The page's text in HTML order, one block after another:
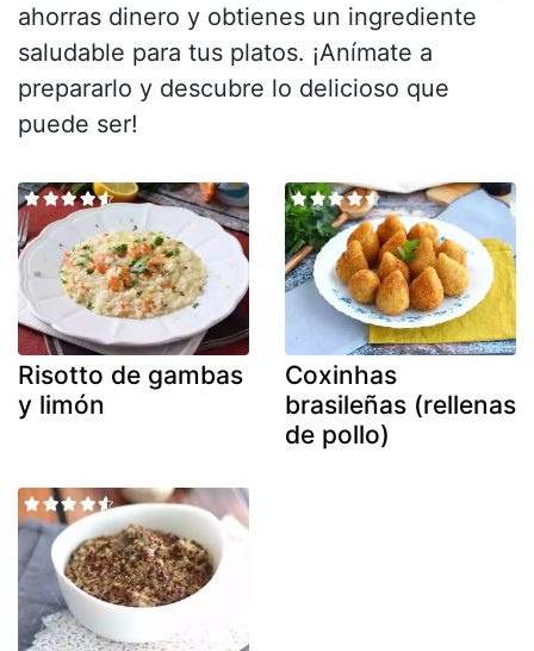
ahorras dinero y obtienes un ingrediente
saludable para tus platos. ¡Anímate a
prepararlo y descubre lo delicioso que
puede ser!
Risotto de gambas
y limón
Coxinhas
brasileñas (rellenas
de pollo)